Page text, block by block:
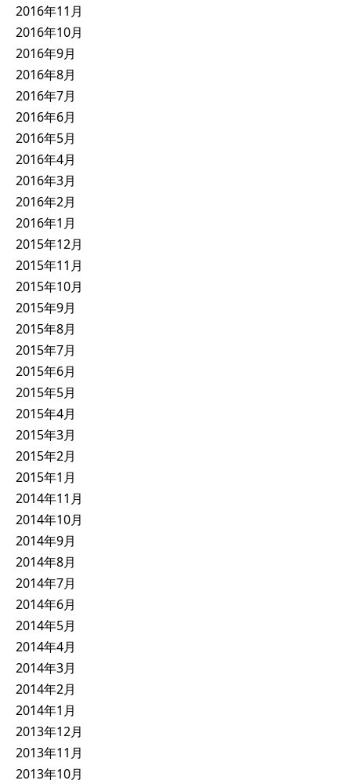
2016年11月
2016年10月
2016年9月
2016年8月
2016年7月
2016年6月
2016年5月
2016年4月
2016年3月
2016年2月
2016年1月
2015年12月
2015年11月
2015年10月
2015年9月
2015年8月
2015年7月
2015年6月
2015年5月
2015年4月
2015年3月
2015年2月
2015年1月
2014年11月
2014年10月
2014年9月
2014年8月
2014年7月
2014年6月
2014年5月
2014年4月
2014年3月
2014年2月
2014年1月
2013年12月
2013年11月
2013年10月